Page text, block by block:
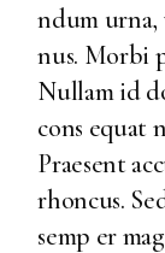
ndum urna,
nus. Morbi
Nullam id
cons equat
Praesent
rhoncus.
semp er